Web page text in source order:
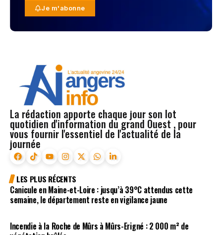
Je m'abonne
La rédaction apporte chaque jour son lot
quotidien d'information du grand Ouest , pour
vous fournir l'essentiel de l'actualité de la
journée
LES PLUS RÉCENTS
Canicule en Maine-et-Loire : jusqu’à 39°C attendus cette
semaine, le département reste en vigilance jaune
Incendie à la Roche de Mûrs à Mûrs-Erigné : 2 000 m² de